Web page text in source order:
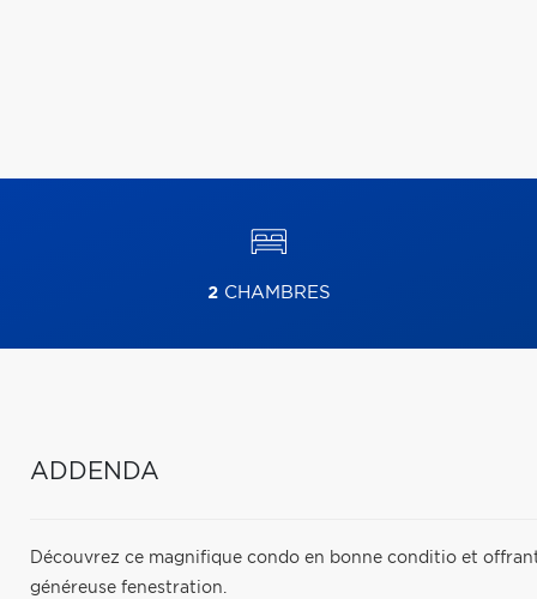
2CHAMBRES
ADDENDA
Découvrez ce magnifique condo en bonne conditio et
généreuse fenestration.